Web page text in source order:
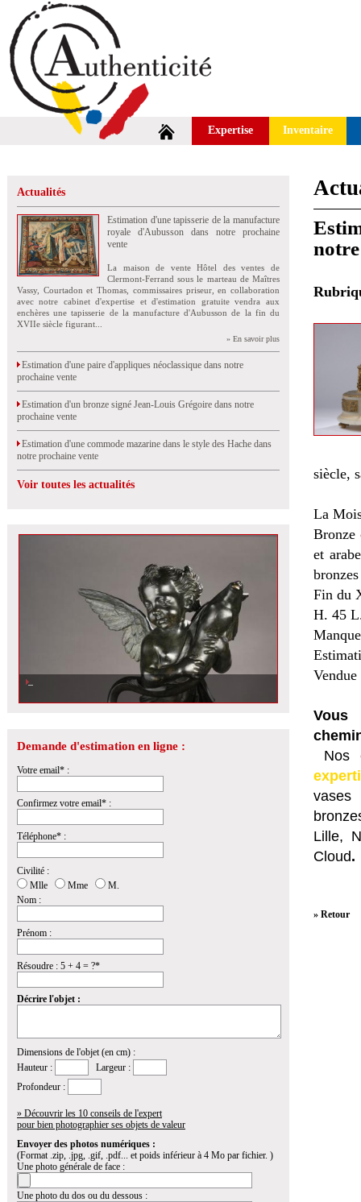
Expertise Inventaire
Actualités
Estimation d'une tapisserie de la manufacture
royale d'Aubusson dans notre prochaine
vente
La maison de vente Hôtel des ventes de
Clermont-Ferrand sous le marteau de Maîtres
Vassy, Courtadon et Thomas, commissaires priseur, en collaboration
avec notre cabinet d'expertise et d'estimation gratuite vendra aux
enchères une tapisserie de la manufacture d'Aubusson de la fin du
XVIIe siècle figurant...
» En savoir plus
Estimation d'une paire d'appliques néoclassique dans notre
prochaine vente
Estimation d'un bronze signé Jean-Louis Grégoire dans notre
prochaine vente
Estimation d'une commode mazarine dans le style des Hache dans
notre prochaine vente
Voir toutes les actualités
Demande d'estimation en ligne :
Votre email* :
Confirmez votre email* :
Téléphone* :
Civilité :
Mlle
Mme
M.
Nom :
Prénom :
Résoudre : 5 + 4 = ?*
Décrire l'objet :
Dimensions de l'objet (en cm) :
Hauteur :
Largeur :
Profondeur :
» Découvrir les 10 conseils de l'expert
pour bien photographier ses objets de valeur
Envoyer des photos numériques :
(Format .zip, .jpg, .gif, .pdf... et poids inférieur à 4 Mo par fichier. )
Une photo générale de face :
Une photo du dos ou du dessous :
siècle,
La
Bronze
et
Fin du
H. 45
Vous
Nos
vases
Lille,
Cloud.
» Retour